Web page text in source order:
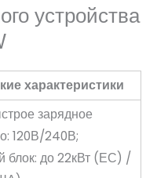
устройства
характеристики
зарядное
120В/240В;
блок: до 22кВт (ЕС) /